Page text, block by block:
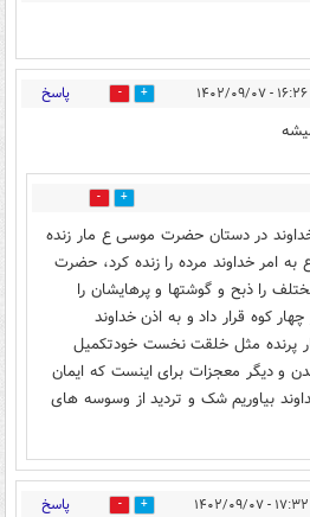
۱۶:۲۶ - ۱۴۰۲/۰۹/۰۷ 6 پاسخ
6
در دستان حضرت موسی ع مار زنده
امر خداوند مرده را زنده کرد، حضرت
را ذبح و گوشتها و پرهایشان را
کوه قرار داد و به اذن خداوند
پرنده مثل خلقت نخست خودتکمیل
و دیگر معجزات برای اینست که ایمان
بیاوریم شک و تردید از وسوسه های
۱۷:۳۲ - ۱۴۰۲/۰۹/۰۷ 6 پاسخ